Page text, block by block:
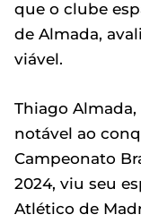
que o clube
de Almada,
viável.
Thiago
notável ao
Campeonato
2024, viu seu
Atlético de